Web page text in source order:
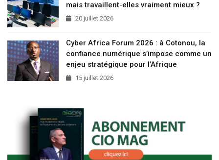
mais travaillent-elles vraiment mieux ?
20 juillet 2026
Cyber Africa Forum 2026 : à Cotonou, la
confiance numérique s’impose comme un
enjeu stratégique pour l’Afrique
15 juillet 2026